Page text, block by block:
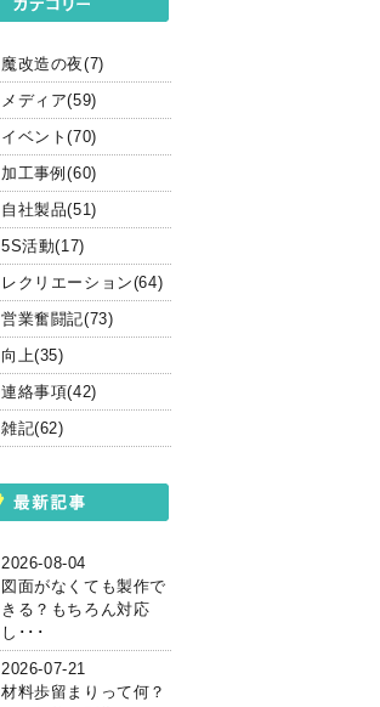
魔改造の夜(7)
メディア(59)
イベント(70)
加工事例(60)
自社製品(51)
5S活動(17)
レクリエーション(64)
営業奮闘記(73)
向上(35)
連絡事項(42)
雑記(62)
2026-08-04
図面がなくても製作で
きる？もちろん対応
し･･･
2026-07-21
材料歩留まりって何？